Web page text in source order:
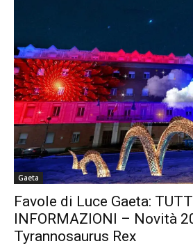
Gaeta
Favole di Luce Gaeta:
INFORMAZIONI – Novità
Tyrannosaurus Rex